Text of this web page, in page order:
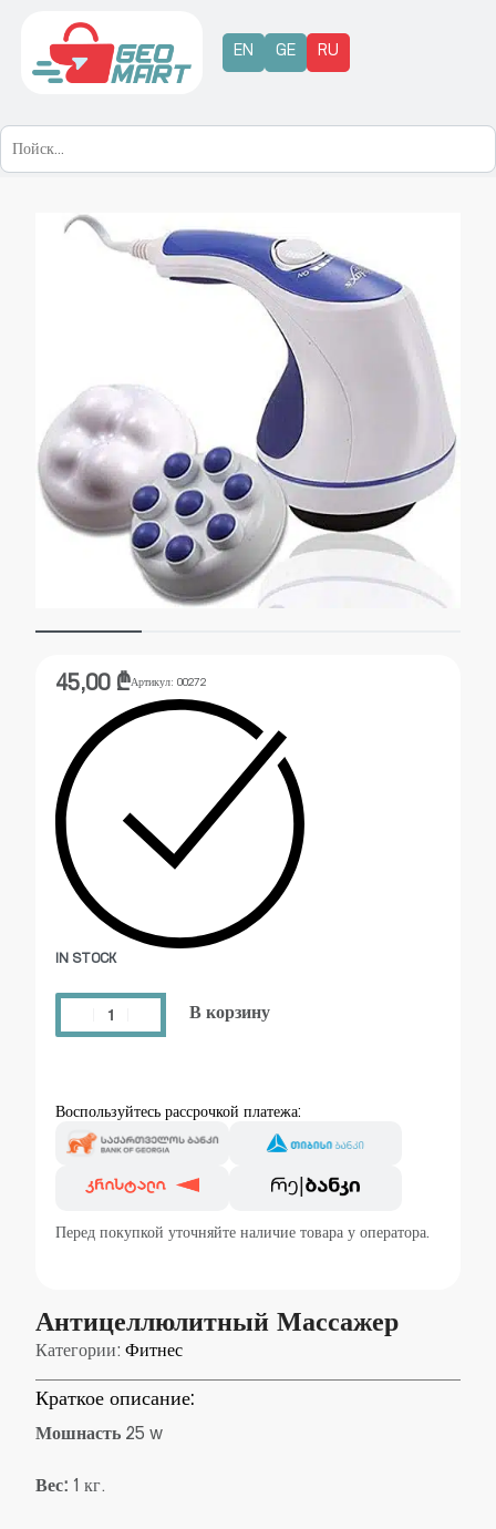
EN GE RU
45,00 ₾Артикул: 00272
IN STOCK
В корзину
Воспользуйтесь рассрочкой платежа:
Перед покупкой уточняйте наличие товара у оператора.
Антицеллюлитный Массажер
Категории: Фитнес
Краткое описание:
Мошнасть 25 w
Вес: 1 кг.